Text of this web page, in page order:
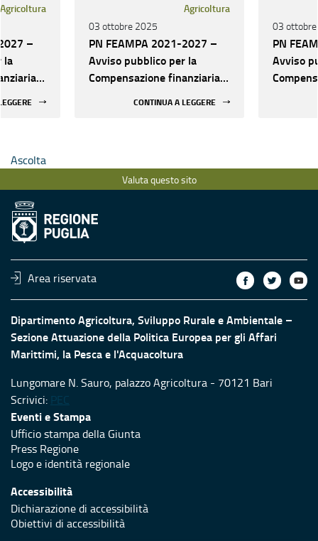
Agricoltura
–
la
Agricoltura
03 ottobre 2025
PN FEAMPA 2021-2027 –
Avviso pubblico per la
Compensazione finanziaria
222507 — Operazione 31)
CONTINUA A LEGGERE
03
PN
Avviso
Ascolta
Valuta questo sito
Area riservata
Dipartimento Agricoltura, Sviluppo Rurale e Ambientale –
Sezione Attuazione della Politica Europea per gli Affari
Marittimi, la Pesca e l'Acquacoltura
Lungomare N. Sauro, palazzo Agricoltura - 70121 Bari
Scrivici: PEC
Eventi e Stampa
Ufficio stampa della Giunta
Press Regione
Logo e identità regionale
Accessibilità
Dichiarazione di accessibilità
Obiettivi di accessibilità